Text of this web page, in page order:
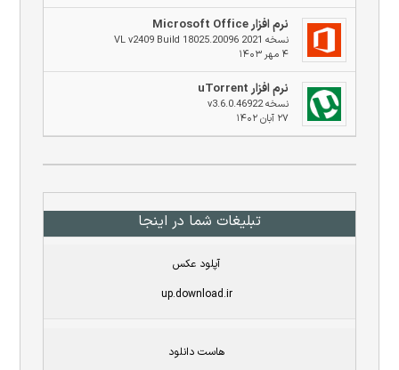
نرم افزار Microsoft Office
نسخه 2021 VL v2409 Build 18025.20096
۴ مهر ۱۴۰۳
نرم افزار uTorrent
نسخه v3.6.0.46922
۲۷ آبان ۱۴۰۲
تبلیغات شما در اینجا
آپلود عکس
up.download.ir
هاست دانلود